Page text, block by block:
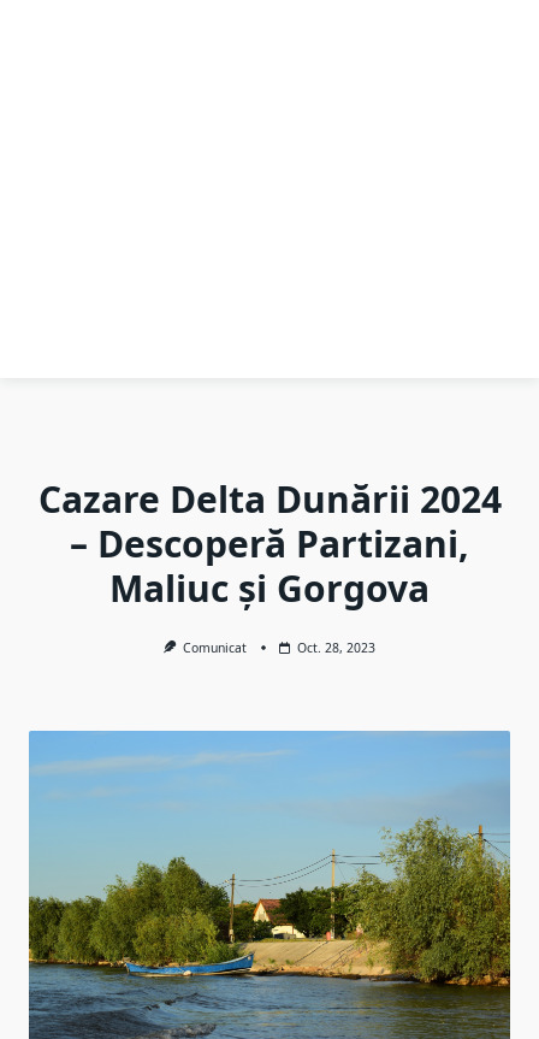
Cazare Delta Dunării 2024
– Descoperă Partizani,
Maliuc și Gorgova
Comunicat Oct. 28, 2023